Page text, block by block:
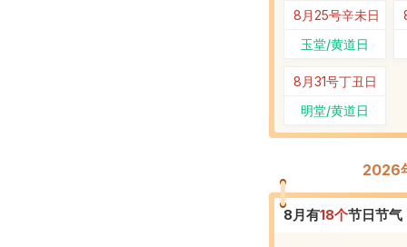
8月25号辛未日
玉堂/黄道日
8月31号丁丑日
明堂/黄道日
2026
8月有18个节日节气